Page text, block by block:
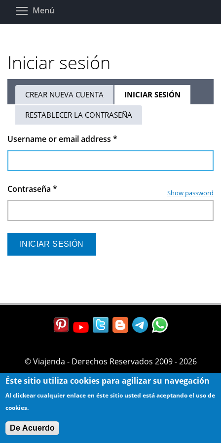
Pasar
Menú
Iniciar sesión
Solapas
principales
CREAR NUEVA CUENTA INICIAR SESIÓN
ACTIVA)
RESTABLECER LA CONTRASEÑA
Username or email address *
Contraseña * Show password
© Viajenda - Derechos Reservados 2009 - 2026
Éste sitio utiliza cookies para agilizar su navegación
Al clickear cualquier enlace en éste sitio usted está aceptando el uso de
cookies.
De Acuerdo